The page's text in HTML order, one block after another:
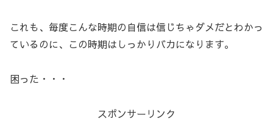
これも、毎度こんな時期の自信は信じちゃダメだとわかっ
ているのに、この時期はしっかりバカになります。
困った・・・
スポンサーリンク